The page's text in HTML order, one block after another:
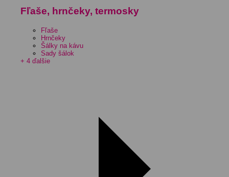
Fľaše, hrnčeky, termosky
Fľaše
Hrnčeky
Šálky na kávu
Sady šálok
+ 4 ďalšie